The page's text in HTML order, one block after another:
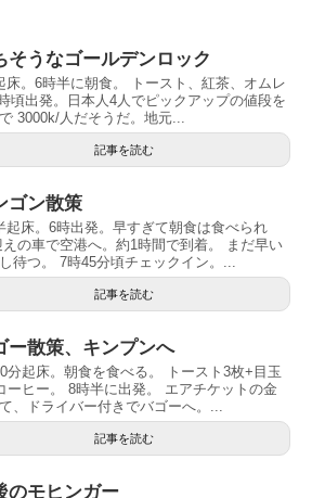
そうなゴールデンロック
床。6時半に朝食。 トースト、紅茶、オムレ
頃出発。日本人4人でピックアップの値段を
3000k/人だそうだ。地元...
記事を読む
ゴン散策
起床。6時出発。早すぎて朝食は食べられ
の車で空港へ。約1時間で到着。 まだ早い
待つ。 7時45分頃チェックイン。...
記事を読む
ー散策、キンプンへ
分起床。朝食を食べる。 トースト3枚+目玉
ーヒー。 8時半に出発。 エアチケットの金
、ドライバー付きでバゴーへ。...
記事を読む
のモヒンガー